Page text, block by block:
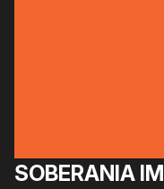
SOBERANIA